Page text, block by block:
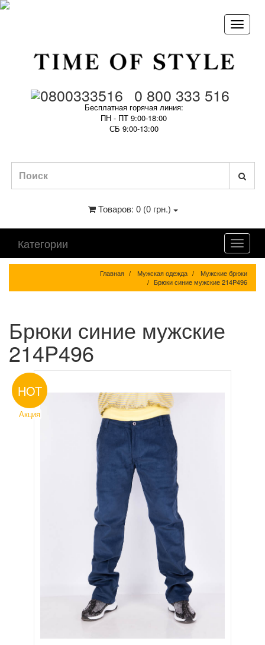
0 800 333 516
Бесплатная горячая линия:
ПН - ПТ 9:00-18:00
СБ 9:00-13:00
Товаров: 0 (0 грн.)
Категории
Главная Мужская одежда
Мужские брюки
Брюки синие мужские 214P496
Брюки синие мужские
214P496
HOT
Акция